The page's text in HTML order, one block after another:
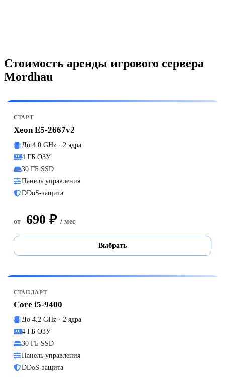
Стоимость аренды игрового сервера
Mordhau
СТАРТ
Xeon E5-2667v2
До 4.0 GHz · 2 ядра
4 ГБ ОЗУ
30 ГБ SSD
Панель управления
DDoS-защита
от 690 ₽ / мес
Выбрать
СТАНДАРТ
Core i5-9400
До 4.2 GHz · 2 ядра
4 ГБ ОЗУ
30 ГБ SSD
Панель управления
DDoS-защита